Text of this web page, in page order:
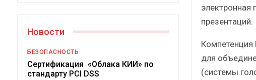
электронная
презентаций.
для
(системы
Новости
БЕЗОПАСНОСТЬ
Сертификация «Облака КИИ» по
стандарту PCI DSS